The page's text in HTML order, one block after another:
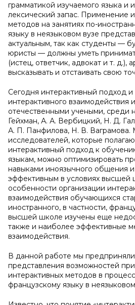
грамматикой изучаемого языка и
лексический запас. Применение
методов на занятиях по-
языку в неязыковом вузе
актуальным, так как студенты —
юристы — должны уметь
(истец, ответчик, адвокат и т. д.),
высказывать и отстаивать свою
Сегодня интерактивный подход
интерактивного взаимодействия
отечественными учеными, среди
Гейхман, А. А. Вербицкий, Н. Д.
А. П. Панфилова, Н. В.
исследователей, которые
интерактивный подход к
языкам, можно оптимизировать
навыками иноязычного общения
эффективным в условиях высшей
особенности организации
взаимодействия обучающихся
иностранного, в частности,
высшей школе изучены еще
также и наиболее эффективные
взаимодействия.
В данной работе мы
представления возможностей
интерактивных методов в
французскому языку в